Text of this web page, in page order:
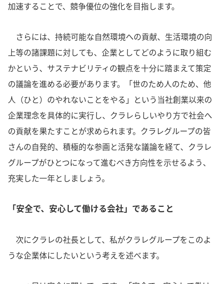
加速することで、競争優位の強化を目指します。
さらには、持続可能な自然環境への貢献、生活環境の向
上等の諸課題に対しても、企業としてどのように取り組む
かという、サステナビリティの観点を十分に踏まえて策定
の議論を進める必要があります。「世のため人のため、他
人（ひと）のやれないことをやる」という当社創業以来の
企業理念を具体的に実行し、クラレらしいやり方で社会へ
の貢献を果たすことが求められます。クラレグループの皆
さんの自発的、積極的な参画と活発な議論を経て、クラレ
グループがひとつになって進むべき方向性を示せるよう、
充実した一年としましょう。
「安全で、安心して働ける会社」であること
次にクラレの社長として、私がクラレグループをこのよ
うな企業体にしたいという考えを述べます。